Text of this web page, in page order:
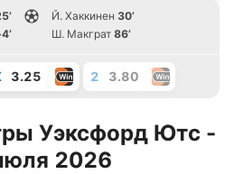
Й. Хаккинен 30’
Ш. Макграт 86’
3.25 2 3.80
Уэксфорд Ютс -
2026